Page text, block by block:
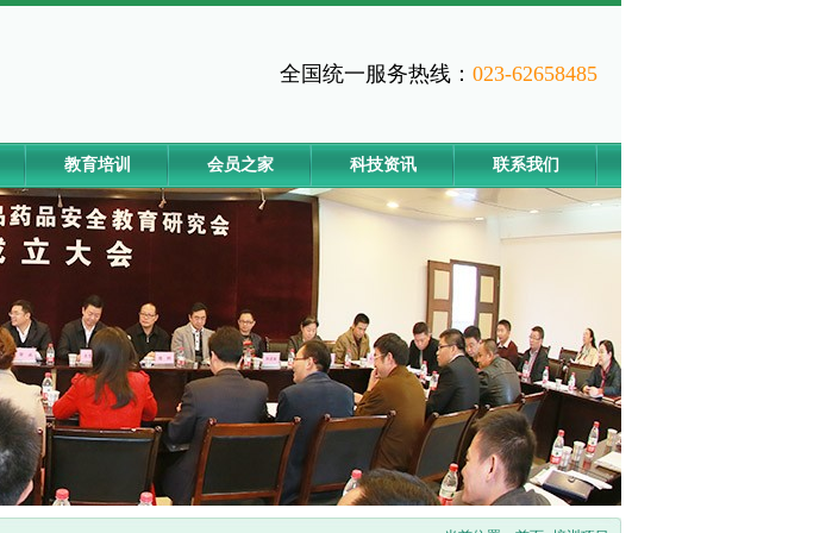
全国统一服务热线： 023-62658485
教育培训 会员之家 科技资讯 联系我们